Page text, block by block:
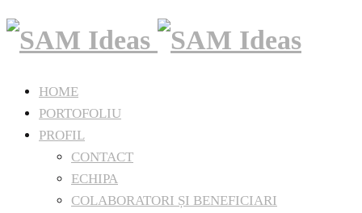
HOME
PORTOFOLIU
PROFIL
CONTACT
ECHIPA
COLABORATORI ȘI BENEFICIARI